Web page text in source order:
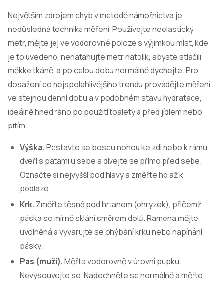
Největším zdrojem chyb v metodě námořnictva je
nedůsledná technika měření. Používejte neelastický
metr, mějte jej ve vodorovné poloze s výjimkou míst, kde
je to uvedeno, nenatahujte metr natolik, abyste stlačili
měkké tkáně, a po celou dobu normálně dýchejte. Pro
dosažení co nejspolehlivějšího trendu provádějte měření
ve stejnou denní dobu a v podobném stavu hydratace,
ideálně hned ráno po použití toalety a před jídlem nebo
pitím.
Výška.Postavte se bosou nohou ke zdi nebo k rámu
dveří s patami u sebe a dívejte se přímo před sebe.
Označte si nejvyšší bod hlavy a změřte ho až k
podlaze.
Krk. Změřte těsně pod hrtanem (ohryzek), přičemž
páska se mírně sklání směrem dolů. Ramena mějte
uvolněná a vyvarujte se ohýbání krku nebo napínání
pásky.
Pas (muži).Měřte vodorovně v úrovni pupku.
Nevysouvejte se. Nadechněte se normálně a měřte